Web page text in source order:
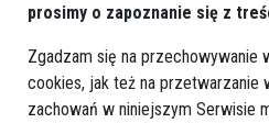
prosimy o zapoznanie się z
Zgadzam się na przechowywanie
cookies, jak też na przetwarzanie
zachowań w niniejszym Serwisie